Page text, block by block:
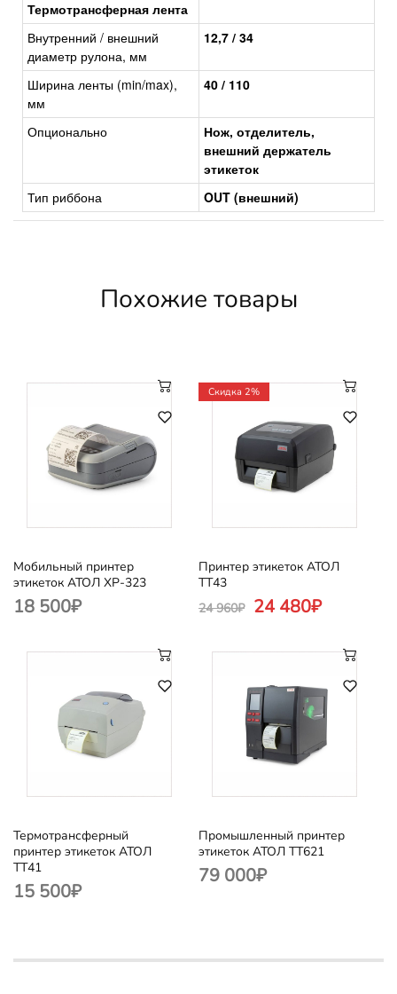
Термотрансферная лента
Внутренний / внешний
диаметр рулона, мм
12,7 / 34
Ширина ленты (min/max),
мм
40 / 110
Опционально
Нож, отделитель,
внешний держатель
этикеток
Тип риббона
OUT (внешний)
Похожие товары
Мобильный принтер
этикеток АТОЛ XP-323
18 500₽
Cкидка 2%
Принтер этикеток АТОЛ
ТТ43
24 960₽ 24 480₽
Термотрансферный
принтер этикеток АТОЛ
TT41
15 500₽
Промышленный принтер
этикеток АТОЛ ТТ621
79 000₽